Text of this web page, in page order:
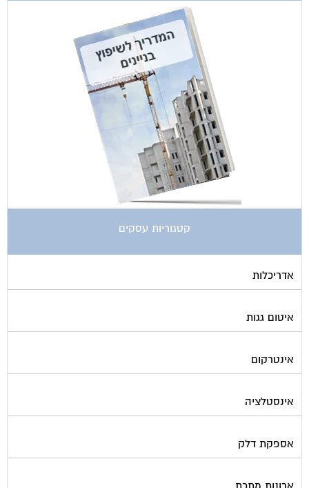
קטגוריות עסקים
אדריכלות
איטום גגות
אינטרקום
אינסטלציה
אספקת דלק